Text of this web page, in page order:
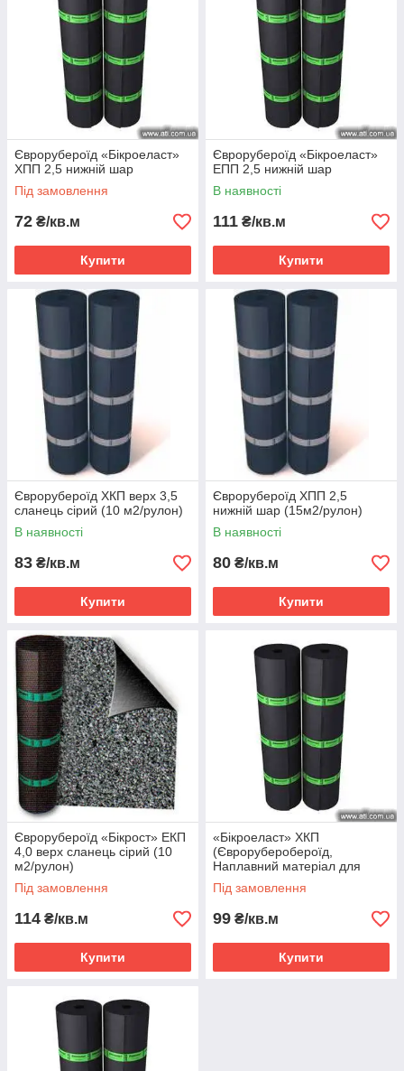
окислюється.Цей процес знижує морозостійкість матеріалу і
ціна такого матеріалу досить прийнятною для споживача.
Бітумний покрівельний матеріал може застосовуватися і для
гідроізоляції всередині будівлі.
Полімерно-бітумна покрівля
- для довгостроковості
покрівельного килима рекомендується використовувати саме
цей покрівельний матеріал.Він має більш широкий діапазон
робочих температур і підвищену надійність.
Єврорубероїд «Бікроеласт»
ХПП 2,5 нижній шар
Під замовлення
72 ₴/кв.м
Купити
Єврорубероїд «Бікроеласт»
ЕПП 2,5 нижній шар
В наявності
111 ₴/кв.м
Купити
Єврорубероїд ХКП верх 3,5
сланець сірий (10 м2/рулон)
В наявності
83 ₴/кв.м
Купити
Єврорубероїд ХПП 2,5
нижній шар (15м2/рулон)
В наявності
80 ₴/кв.м
Купити
Єврорубероїд «Бікрост» ЕКП
4,0 верх сланець сірий (10
м2/рулон)
Під замовлення
114 ₴/кв.м
Купити
«Бікроеласт» ХКП
(Євроруберобероїд,
Наплавний матеріал для
покрівлі, Техноніколь,
Ніколаєв)
Під замовлення
99 ₴/кв.м
Купити